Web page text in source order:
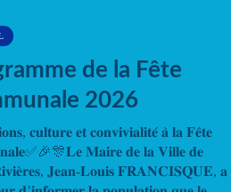
de la Fête
2026
𝐜𝐮𝐥𝐭𝐮𝐫𝐞 𝐞𝐭 𝐜𝐨𝐧𝐯𝐢𝐯𝐢𝐚𝐥𝐢𝐭𝐞́ 𝐚̀ 𝐥𝐚 𝐅𝐞̂𝐭𝐞
𝐌𝐚𝐢𝐫𝐞 𝐝𝐞 𝐥𝐚 𝐕𝐢𝐥𝐥𝐞 𝐝𝐞
𝐉𝐞𝐚𝐧-𝐋𝐨𝐮𝐢𝐬 𝐅𝐑𝐀𝐍𝐂𝐈𝐒𝐐𝐔𝐄, 𝐚